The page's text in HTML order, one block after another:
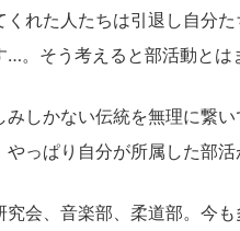
くれた人たちは引退し自分
。そう考えると部活動とは
みしかない伝統を無理に繋
っぱり自分が所属した部
会、音楽部、柔道部。今